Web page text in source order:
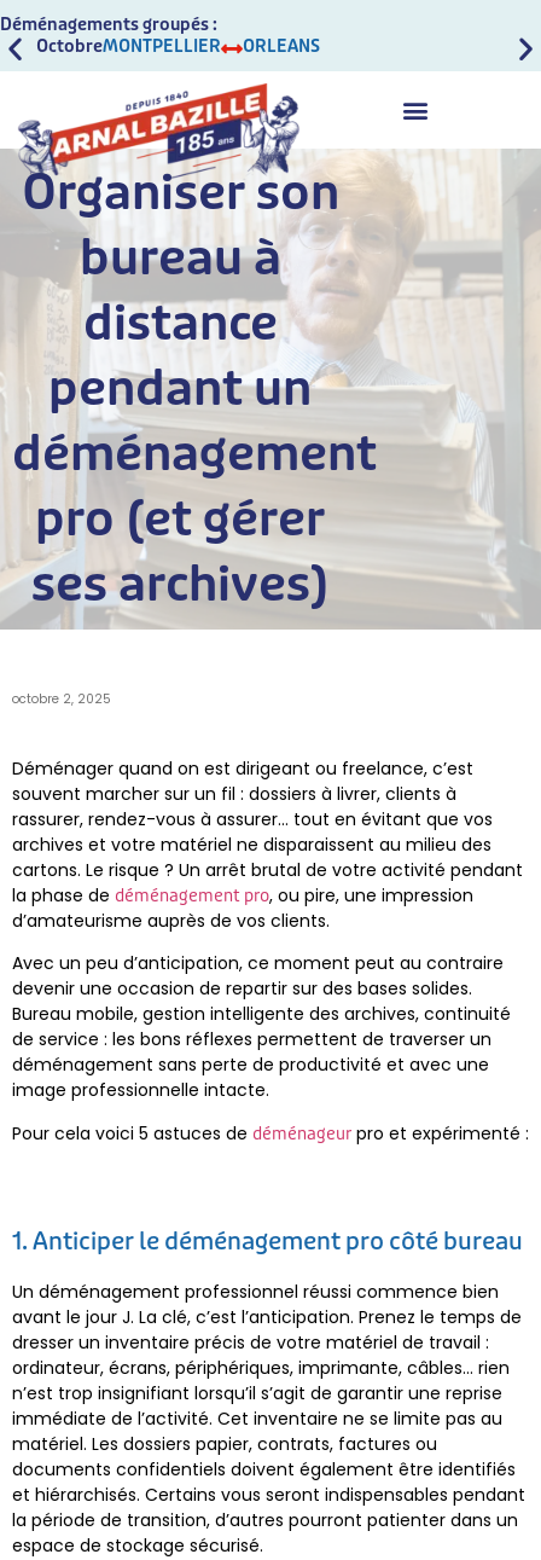
Déménagements groupés :
OctobreMONTPELLIER ORLEANS
Organiser son
bureau à
distance
pendant un
déménagement
pro (et gérer
ses archives)
octobre 2, 2025
Déménager quand on est dirigeant ou freelance, c’est
souvent marcher sur un fil : dossiers à livrer, clients à
rassurer, rendez-vous à assurer… tout en évitant que vos
archives et votre matériel ne disparaissent au milieu des
cartons. Le risque ? Un arrêt brutal de votre activité pendant
la phase de déménagement pro, ou pire, une impression
d’amateurisme auprès de vos clients.
Avec un peu d’anticipation, ce moment peut au contraire
devenir une occasion de repartir sur des bases solides.
Bureau mobile, gestion intelligente des archives, continuité
de service : les bons réflexes permettent de traverser un
déménagement sans perte de productivité et avec une
image professionnelle intacte.
Pour cela voici 5 astuces de déménageur pro et expérimenté :
1. Anticiper le déménagement pro côté bureau
Un déménagement professionnel réussi commence bien
avant le jour J. La clé, c’est l’anticipation. Prenez le temps de
dresser un inventaire précis de votre matériel de travail :
ordinateur, écrans, périphériques, imprimante, câbles… rien
n’est trop insignifiant lorsqu’il s’agit de garantir une reprise
immédiate de l’activité. Cet inventaire ne se limite pas au
matériel. Les dossiers papier, contrats, factures ou
documents confidentiels doivent également être identifiés
et hiérarchisés. Certains vous seront indispensables pendant
la période de transition, d’autres pourront patienter dans un
espace de stockage sécurisé.